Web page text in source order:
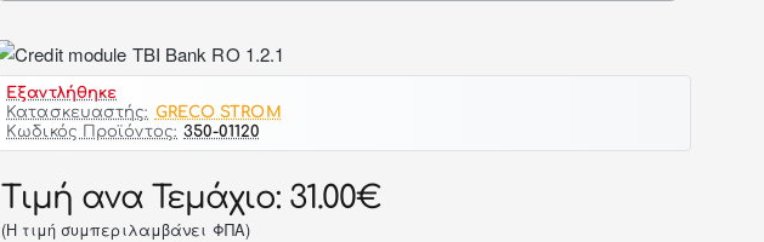
Εξαντλήθηκε
Κατασκευαστής: GRECO STROM
Κωδικός Προϊόντος: 350-01120
Τιμή ανα Τεμάχιο: 31.00€
(H τιμή συμπεριλαμβάνει ΦΠΑ)